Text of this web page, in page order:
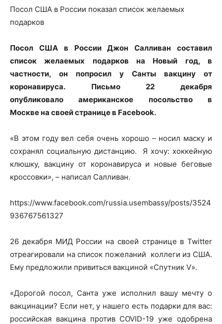
Посол США в России показал список желаемых
подарков
Посол США в России Джон Салливан составил
список желаемых подарков на Новый год, в
частности, он попросил у Санты вакцину от
коронавируса. Письмо 22 декабря
опубликовало американское посольство в
Москве на своей странице в Facebook.
«В этом году вел себя очень хорошо – носил маску и
сохранял социальную дистанцию. Я хочу: хоккейную
клюшку, вакцину от коронавируса и новые беговые
кроссовки», – написал Салливан.
https://www.facebook.com/russia.usembassy/posts/3524
936767561327
26 декабря МИД России на своей странице в Twitter
отреагировали на список пожеланий коллеги из США.
Ему предложили привиться вакциной «Спутник V».
«Дорогой посол, Санта уже исполнил вашу мечту о
вакцинации? Если нет, у нашего есть подарки для вас:
российская вакцина против COVID-19 уже одобрена